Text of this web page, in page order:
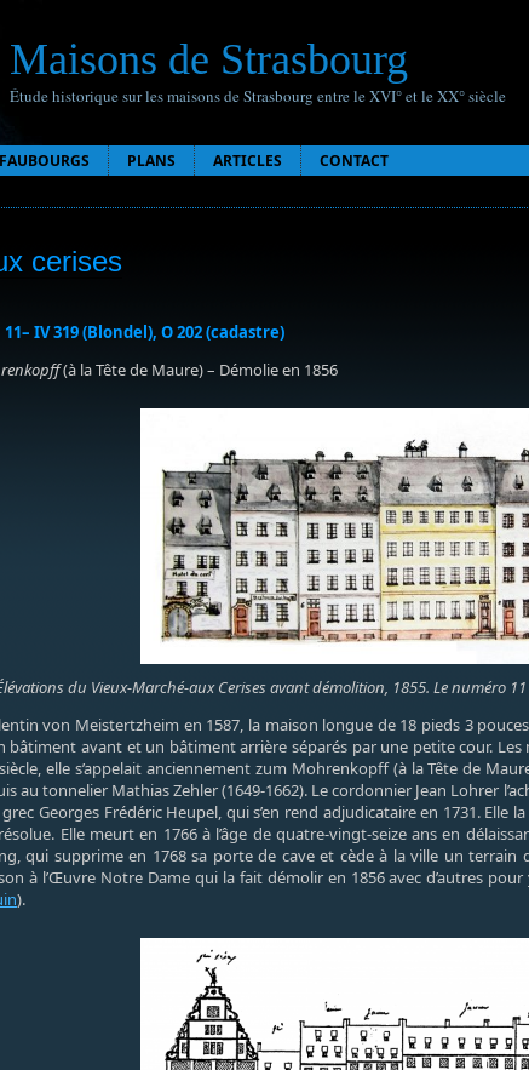
Maisons de Strasbourg
Étude historique sur les maisons de Strasbourg entre le XVI° et le XX° siècle
FAUBOURGS PLANS ARTICLES CONTACT
cerises
11– IV 319 (Blondel), O 202 (cadastre)
(à la Tête de Maure) – Démolie en 1856
du Vieux-Marché-aux Cerises avant démolition, 1855. Le numéro
von Meistertzheim en 1587, la maison longue de 18 pieds 3
bâtiment avant et un bâtiment arrière séparés par une petite cour.
elle s’appelait anciennement zum Mohrenkopff (à la Tête de
au tonnelier Mathias Zehler (1649-1662). Le cordonnier Jean Lohrer
Georges Frédéric Heupel, qui s’en rend adjudicataire en 1731.
Elle meurt en 1766 à l’âge de quatre-vingt-seize ans en
qui supprime en 1768 sa porte de cave et cède à la ville un
à l’Œuvre Notre Dame qui la fait démolir en 1856 avec d’autres
).